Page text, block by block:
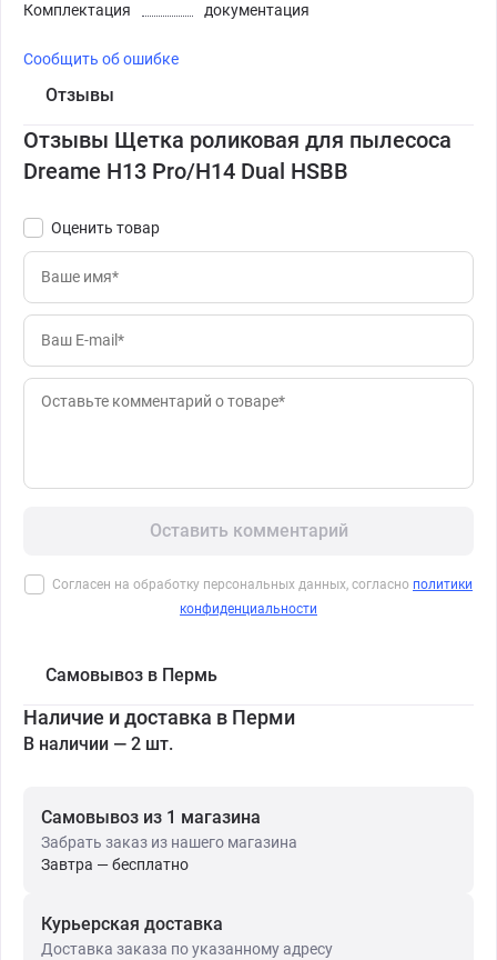
Комплектация документация
Сообщить об ошибке
Отзывы
Отзывы Щетка роликовая для пылесоса
Dreame H13 Pro/H14 Dual HSBB
Оценить товар
Оставить комментарий
Согласен на обработку персональных данных, согласно политики
конфиденциальности
Самовывоз в Пермь
Наличие и доставка в Перми
В наличии — 2 шт.
Самовывоз из 1 магазина
Забрать заказ из нашего магазина
Завтра — бесплатно
Курьерская доставка
Доставка заказа по указанному адресу